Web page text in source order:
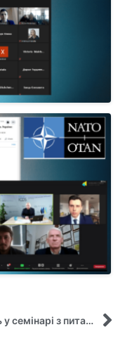
Участь у семінарі з питань інтернаціоналізації вищої освіти